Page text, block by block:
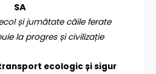
SA
și jumătate căile ferate
la progres și civilizație
ecologic și sigur